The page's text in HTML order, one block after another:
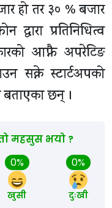
हो तर ३० % बजार
प्रतिनिधित्व
आफ्नै अपरेटिङ
सक्ने स्टार्टअपको
छन् ।
महसुस भयो ?
0%
खुसी
0%
दुःखी